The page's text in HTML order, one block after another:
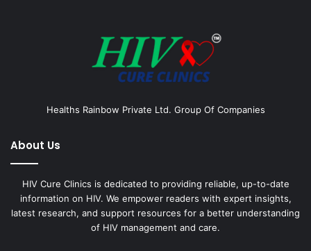
Healths Rainbow Private Ltd. Group Of Companies
About Us
HIV Cure Clinics is dedicated to providing reliable, up-to-date
information on HIV. We empower readers with expert insights,
latest research, and support resources for a better understanding
of HIV management and care.